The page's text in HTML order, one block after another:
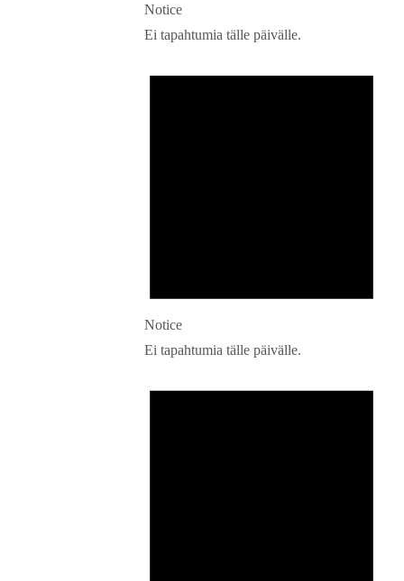
Notice
Ei tapahtumia tälle päivälle.
Notice
Ei tapahtumia tälle päivälle.